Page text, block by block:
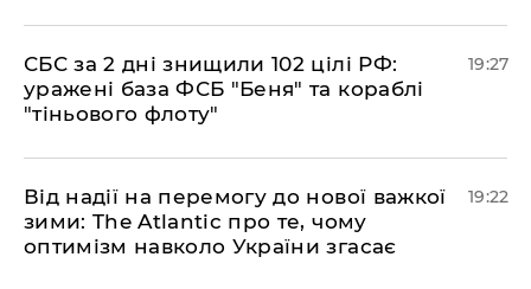
​СБС за 2 дні знищили 102 цілі РФ:
уражені база ФСБ "Беня" та кораблі
"тіньового флоту"
19:27
​Від надії на перемогу до нової важкої
зими: The Atlantic про те, чому
оптимізм навколо України згасає
19:22